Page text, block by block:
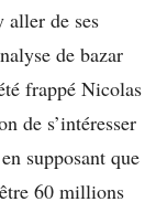
aller de ses
de bazar
frappé Nicolas
de s’intéresser
supposant que
60 millions